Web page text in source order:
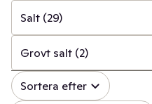
Salt (29)
✓ Alla (645)
✓ Kryddor & örter
Grovt salt (2)
✓ Alla (29)
Sortera efter